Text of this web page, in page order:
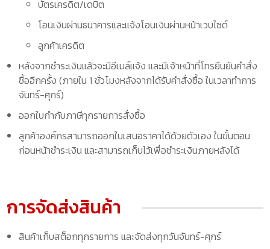
บัตรเครดิต/เดบิต
โอนเงินผ่านธนาคารและแจ้งโอนเงินผ่านหน้าเวบไซต์
ลูกค้าเครดิต
หลังจากชำระเงินแล้วจะมีอีเมล์แจ้ง และมีเจ้าหน้าที่โทรยืนยันคำสั่ง
ซื้ออีกครั้ง (ภายใน 1 ชั่วโมงหลังจากได้รับคำสั่งซื้อ ในเวลาทำการ
จันทร์-ศุกร์)
ออกใบกำกับภาษีทุกรายการสั่งซื้อ
ลูกค้าองค์กรสามารถออกใบเสนอราคาได้ด้วยตัวเอง ในขั้นตอน
ก่อนหน้าชำระเงิน และสามารถเก็บไว้เพื่อชำระเงินภายหลังได้
การจัดส่งสินค้า
สินค้าเก็บสต็อกทุกรายการ และจัดส่งทุกวันจันทร์-ศุกร์